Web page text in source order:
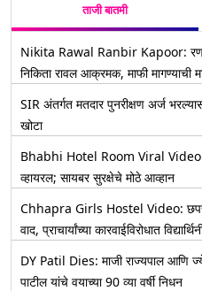
ताजी बातमी
Nikita Rawal Ranbir Kapoor:
निकिता रावल आक्रमक, माफी मागण्याची
SIR अंतर्गत मतदार पुनरीक्षण अर्ज
खोटा
Bhabhi Hotel Room Viral Video:
व्हायरल; सायबर सुरक्षेचे मोठे आव्हान
Chhapra Girls Hostel Video: छपरा
वाद, प्राचार्यांच्या कारवाईविरोधात
DY Patil Dies: माजी राज्यपाल आणि
पाटील यांचे वयाच्या 90 व्या वर्षी निधन